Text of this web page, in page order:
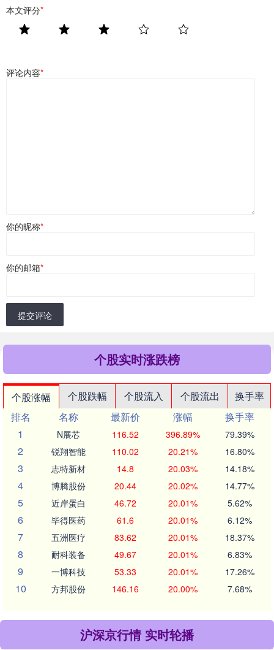
本文评分*
评论内容*
你的昵称*
你的邮箱*
提交评论
个股实时涨跌榜
个股涨幅 个股跌幅 个股流入 个股流出
换手率
排名
名称 最新价 涨幅
换手率
1
N展芯 116.52 396.89% 79.39%
2 锐翔智能 110.02 20.21% 16.80%
3 志特新材 14.8 20.03% 14.18%
4 博腾股份 20.44 20.02% 14.77%
5 近岸蛋白 46.72 20.01% 5.62%
6 毕得医药 61.6 20.01% 6.12%
7 五洲医疗 83.62 20.01% 18.37%
8 耐科装备 49.67 20.01% 6.83%
9 一博科技 53.33 20.01% 17.26%
10 方邦股份 146.16 20.00% 7.68%
沪深京行情 实时轮播